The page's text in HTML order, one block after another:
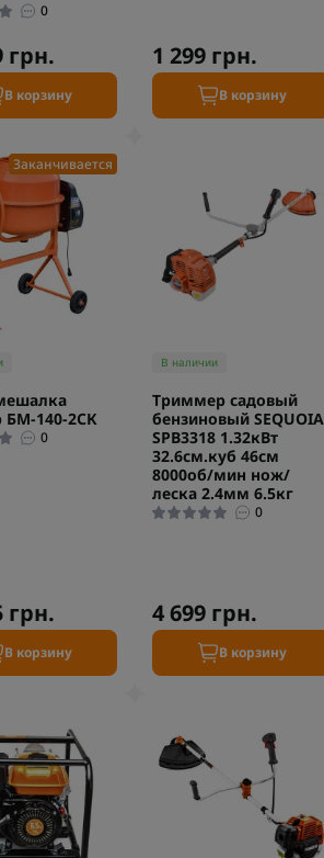
0
грн.
В корзину
1 299 грн.
В корзину
Заканчивается
БМ-140-2СК
0
грн.
В корзину
В наличии
Триммер садовый
бензиновый SEQUOIA
SPB3318 1.32кВт
32.6см.куб 46см
8000об/мин нож/
леска 2.4мм 6.5кг
0
4 699 грн.
В корзину